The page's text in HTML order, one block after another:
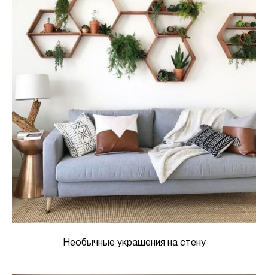
Необычные украшения на стену